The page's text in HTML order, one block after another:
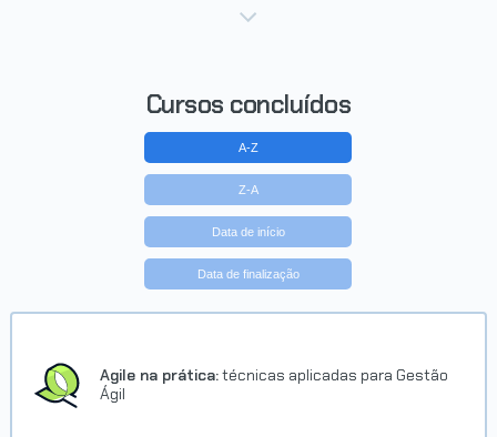
Cursos concluídos
A-Z
Z-A
Data de início
Data de finalização
Agile na prática:técnicas aplicadas para Gestão
Ágil